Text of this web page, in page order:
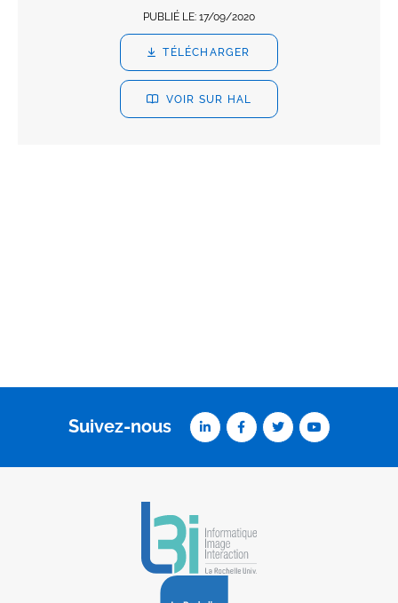
PUBLIÉ LE: 17/09/2020
TÉLÉCHARGER
VOIR SUR HAL
Suivez-nous